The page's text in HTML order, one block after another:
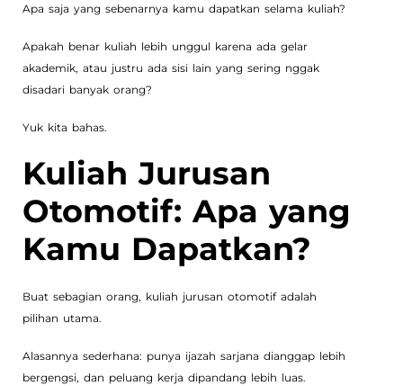
Apa saja yang sebenarnya kamu dapatkan selama kuliah?
Apakah benar kuliah lebih unggul karena ada gelar
akademik, atau justru ada sisi lain yang sering nggak
disadari banyak orang?
Yuk kita bahas.
Kuliah Jurusan
Otomotif: Apa yang
Kamu Dapatkan?
Buat sebagian orang, kuliah jurusan otomotif adalah
pilihan utama.
Alasannya sederhana: punya ijazah sarjana dianggap lebih
bergengsi, dan peluang kerja dipandang lebih luas.